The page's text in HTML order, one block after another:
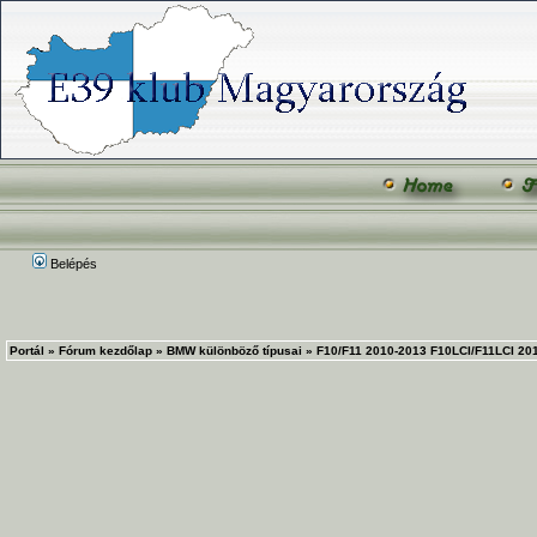
Belépés
Portál » Fórum kezdőlap » BMW különböző típusai » F10/F11 2010-2013 F10LCI/F11LCI